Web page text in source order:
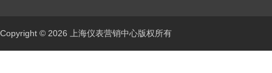
Copyright © 2026 上海仪表营销中心版权所有